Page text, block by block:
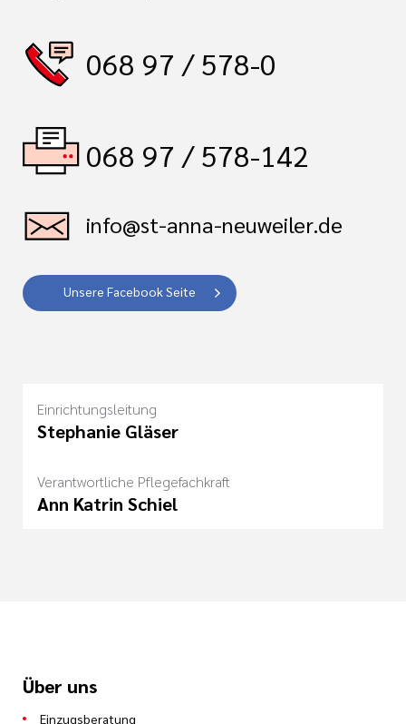
068 97 / 578-0
068 97 / 578-142
info@st-anna-neuweiler.de
Unsere Facebook Seite
Einrichtungsleitung
Stephanie Gläser
Verantwortliche Pflegefachkraft
Ann Katrin Schiel
Über uns
Einzugsberatung